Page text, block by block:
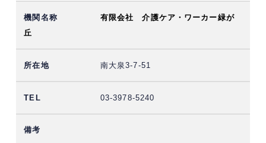
有限会社 介護ケア・ワーカー緑が
丘
南大泉3-7-51
03-3978-5240